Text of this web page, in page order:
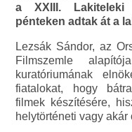
a XXIII. Lakiteleki
pénteken adtak át a
Lezsák Sándor, az
Filmszemle
kuratóriumának
fiatalokat, hogy
filmek készítésére,
helytörténeti vagy